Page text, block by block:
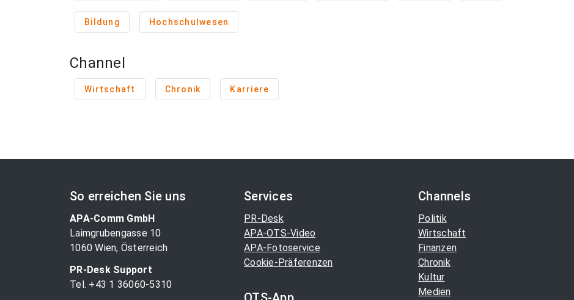
Bildung Hochschulwesen
Channel
Wirtschaft Chronik Karriere
So erreichen Sie uns
APA-Comm GmbH
Laimgrubengasse 10
1060 Wien, Österreich
PR-Desk Support
Tel. +43 1 36060-5310
Services
PR-Desk
APA-OTS-Video
APA-Fotoservice
Cookie-Präferenzen
Channels
Politik
Wirtschaft
Finanzen
Chronik
Kultur
Medien